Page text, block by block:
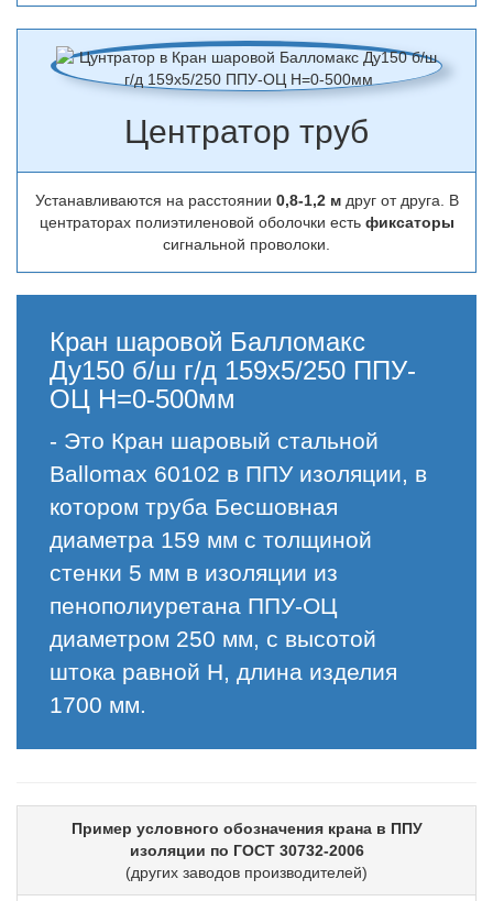
Центратор труб
Устанавливаются на расстоянии 0,8-1,2 м друг от друга. В
центраторах полиэтиленовой оболочки есть фиксаторы
сигнальной проволоки.
Кран шаровой Балломакс
Ду150 б/ш г/д 159х5/250 ППУ-
ОЦ H=0-500мм
- Это Кран шаровый стальной
Ballomax 60102 в ППУ изоляции, в
котором труба Бесшовная
диаметра 159 мм с толщиной
стенки 5 мм в изоляции из
пенополиуретана ППУ-ОЦ
диаметром 250 мм, с высотой
штока равной H, длина изделия
1700 мм.
Пример условного обозначения крана в ППУ
изоляции по ГОСТ 30732-2006
(других заводов производителей)